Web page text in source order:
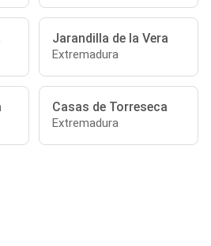
Jarandilla de la Vera
Extremadura
Casas de Torreseca
Extremadura